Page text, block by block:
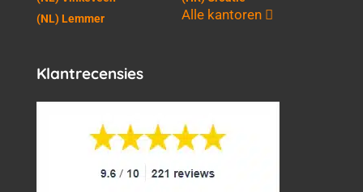
(NL) Lemmer
Alle kantoren
Klantrecensies